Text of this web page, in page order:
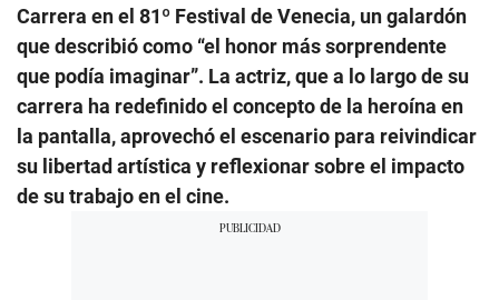
Carrera en el 81º Festival de Venecia, un galardón
que describió como “el honor más sorprendente
que podía imaginar”. La actriz, que a lo largo de su
carrera ha redefinido el concepto de la heroína en
la pantalla, aprovechó el escenario para reivindicar
su libertad artística y reflexionar sobre el impacto
de su trabajo en el cine.